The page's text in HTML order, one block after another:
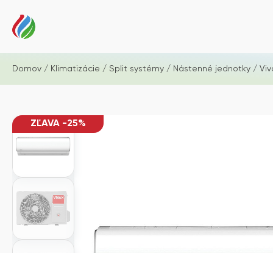
Domov / Klimatizácie / Split systémy / Nástenné jednotky /
ZĽAVA -25%